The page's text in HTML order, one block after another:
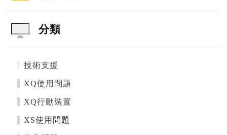
分類
技術支援
XQ使用問題
XQ行動裝置
XS使用問題